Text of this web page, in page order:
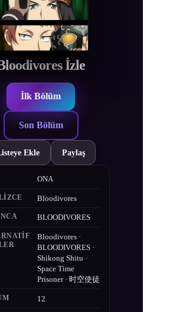
İzle
İlk Bölüm
Son Bölüm
Ekle Paylaş
ONA
Bloodivores
BLOODIVORES
Bloodivores ·
BLOODIVORES ·
Shikong Shitu ·
Space Time
Prisoner · 时空使徒
12